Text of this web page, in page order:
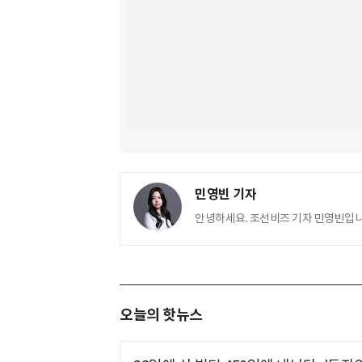
민영빈 기자
안녕하세요. 조선비즈 기자 민영빈입
오늘의 핫뉴스